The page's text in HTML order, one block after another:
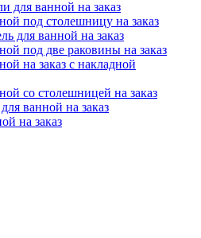
для ванной на заказ
под столешницу на заказ
для ванной на заказ
под две раковины на заказ
на заказ с накладной
со столешницей на заказ
ванной на заказ
на заказ